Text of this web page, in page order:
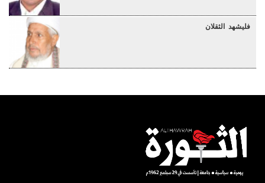
فليشهد الثقلان